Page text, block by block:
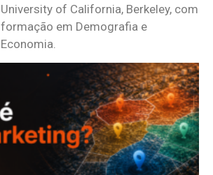
University of California, Berkeley, com
formação em Demografia e
Economia.